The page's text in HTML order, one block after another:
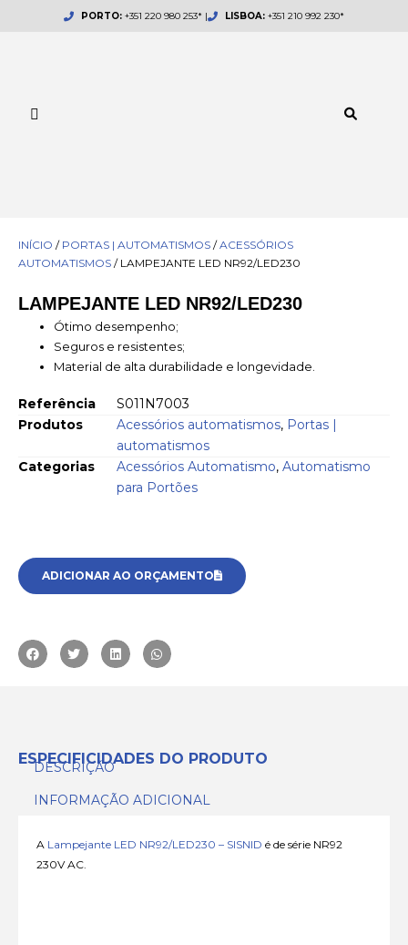
PORTO: +351 220 980 253* | LISBOA:+351 210 992 230*
INÍCIO / PORTAS | AUTOMATISMOS /ACESSÓRIOS
AUTOMATISMOS / LAMPEJANTE LED NR92/LED230
LAMPEJANTE LED NR92/LED230
Ótimo desempenho;
Seguros e resistentes;
Material de alta durabilidade e longevidade.
Referência
S011N7003
Produtos
Acessórios automatismos, Portas |
automatismos
Categorias
Acessórios Automatismo, Automatismo
para Portões
ADICIONAR AO ORÇAMENTO
ESPECIFICIDADES DO PRODUTO
DESCRIÇÃO
INFORMAÇÃO ADICIONAL
A Lampejante LED NR92/LED230 – SISNID é de série NR92
230V AC.